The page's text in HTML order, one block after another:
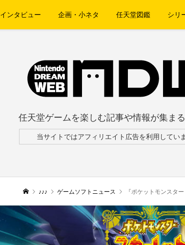
インタビュー 企画・小ネタ 任天堂図鑑 シリ
任天堂ゲームを楽しむ記事や情報が集ま
当サイトではアフィリエイト広告を利用してい
♪♪♪ ゲームソフトニュース 『ポケットモンスター